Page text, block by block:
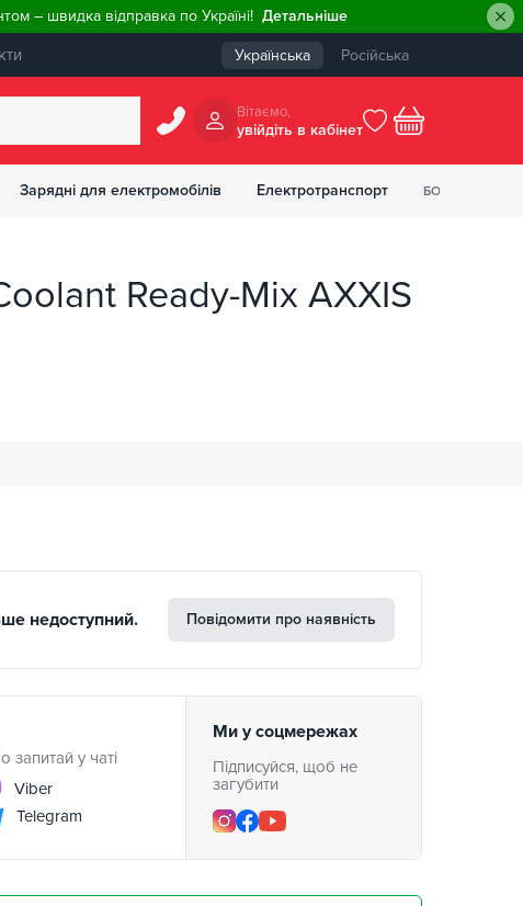
– швидка відправка по Україні! Детальніше
Українська Російська
Вiтаємо,
увiйдiть в кабiнет
БОНУСІВ
Зарядні для електромобілів Електротранспорт
Ready-Mix AXXIS
недоступний. Повідомити про наявність
запитай у чаті
Viber
Telegram
Ми у соцмережах
Підписуйся, щоб не
загубити